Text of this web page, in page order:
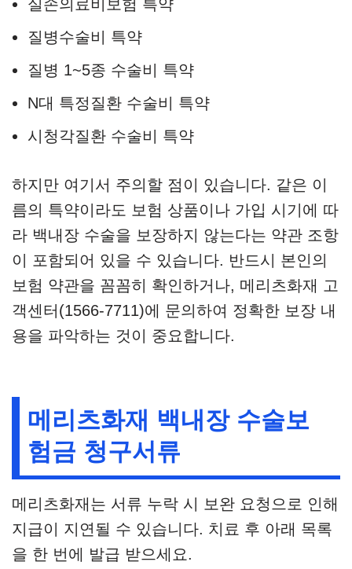
실손의료비보험 특약
질병수술비 특약
질병 1~5종 수술비 특약
N대 특정질환 수술비 특약
시청각질환 수술비 특약
하지만 여기서 주의할 점이 있습니다. 같은 이
름의 특약이라도 보험 상품이나 가입 시기에 따
라 백내장 수술을 보장하지 않는다는 약관 조항
이 포함되어 있을 수 있습니다. 반드시 본인의
보험 약관을 꼼꼼히 확인하거나, 메리츠화재 고
객센터(1566-7711)에 문의하여 정확한 보장 내
용을 파악하는 것이 중요합니다.
메리츠화재 백내장 수술보
험금 청구서류
메리츠화재는 서류 누락 시 보완 요청으로 인해
지급이 지연될 수 있습니다. 치료 후 아래 목록
을 한 번에 발급 받으세요.